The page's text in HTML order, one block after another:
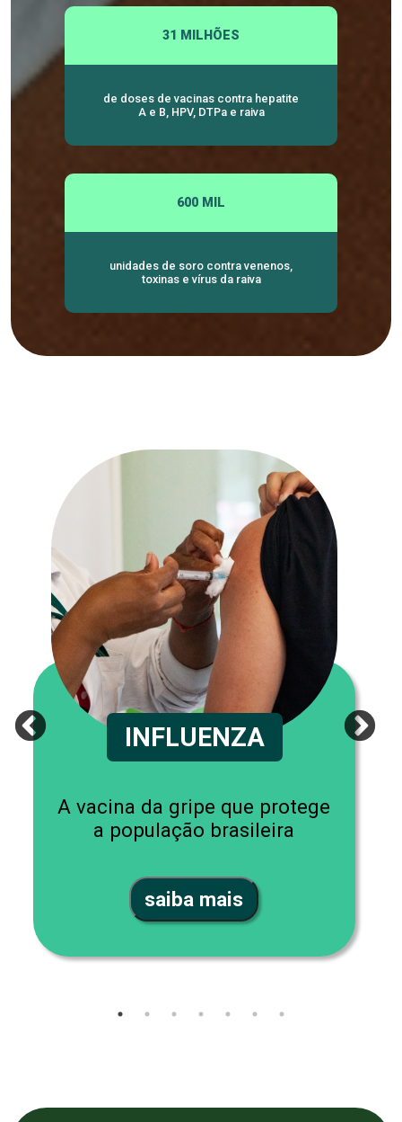
31 MILHÕES
de doses de vacinas contra hepatite
A e B, HPV, DTPa e raiva
600 MIL
unidades de soro contra venenos,
toxinas e vírus da raiva
INFLUENZA
A vacina da gripe que protege
a população brasileira
saiba mais